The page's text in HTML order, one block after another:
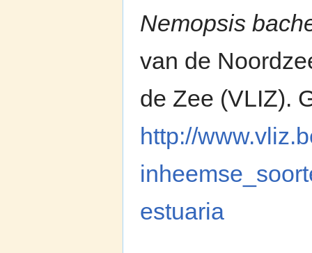
Nemopsis
van de
de Zee (VLIZ).
http://
estuaria